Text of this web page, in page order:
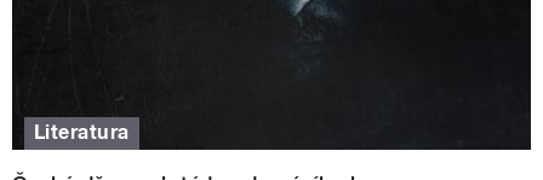
Strašidelné léto na Dvojce | foto: Khalil Baalbaki,Český rozhlas
Literatura